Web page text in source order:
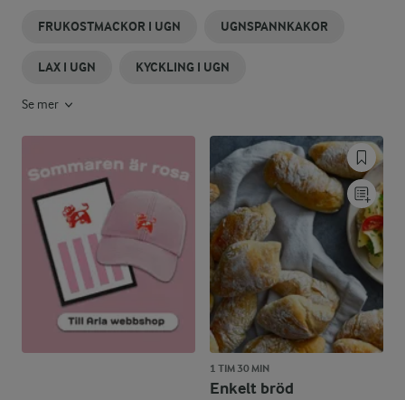
FRUKOSTMACKOR I UGN UGNSPANNKAKOR
LAX I UGN KYCKLING I UGN
Se mer
1 TIM 30 MIN
Enkelt bröd